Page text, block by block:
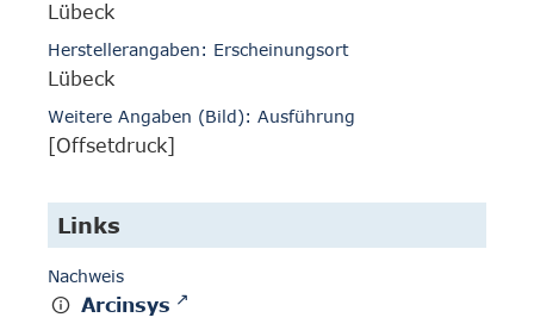
Lübeck
Herstellerangaben: Erscheinungsort
Lübeck
Weitere Angaben (Bild): Ausführung
[Offsetdruck]
Links
Nachweis
Arcinsys